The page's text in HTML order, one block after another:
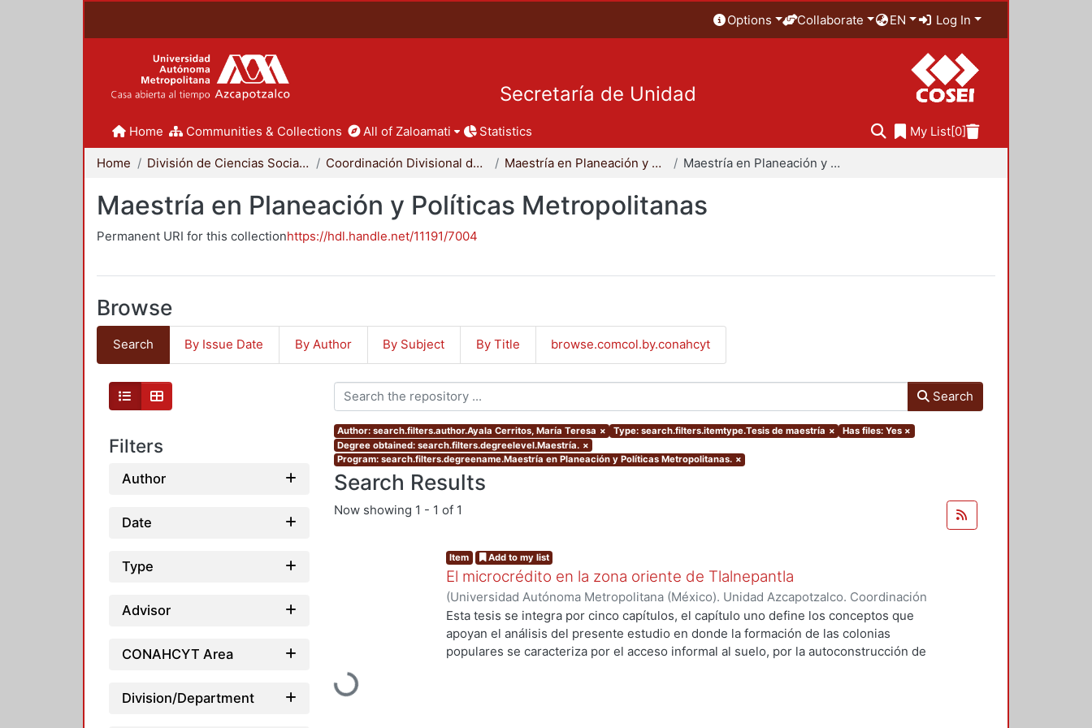
Options Collaborate EN Log In
Secretaría de Unidad
Home Communities & Collections All of Zaloamati Statistics My List[0]
Home División de Ciencias Sociales y Humanidades Coordinación Divisional de Posgrado Maestría en Planeación y Políticas Metropolitanas Maestría en Planeación y Políticas Metropolitanas
Maestría en Planeación y Políticas Metropolitanas
Permanent URI for this collectionhttps://hdl.handle.net/11191/7004
Browse
Search By Issue Date By Author By Subject By Title browse.comcol.by.conahcyt
Filters
Author
Date
Type
Advisor
CONAHCYT Area
Division/Department
Search
Author: search.filters.author.Ayala Cerritos, María Teresa × Type: search.filters.itemtype.Tesis de maestría × Has files: Yes ×
Degree obtained: search.filters.degreelevel.Maestría. ×
Program: search.filters.degreename.Maestría en Planeación y Políticas Metropolitanas. ×
Search Results
Now showing 1 - 1 of 1
Loading...
Item Add to my list
El microcrédito en la zona oriente de Tlalnepantla
(Universidad Autónoma Metropolitana (México). Unidad Azcapotzalco. Coordinación
de Servicios de Información.,2022-08-19) Ayala Cerritos, María Teresa
Esta tesis se integra por cinco capítulos, el capítulo uno define los conceptos que
apoyan el análisis del presente estudio en donde la formación de las colonias
populares se caracteriza por el acceso informal al suelo, por la autoconstrucción de